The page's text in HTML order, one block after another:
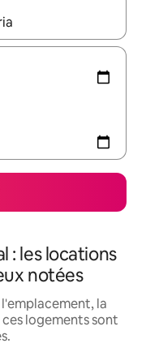
les en utilisant
: les locations
notées
l'emplacement, la
logements sont